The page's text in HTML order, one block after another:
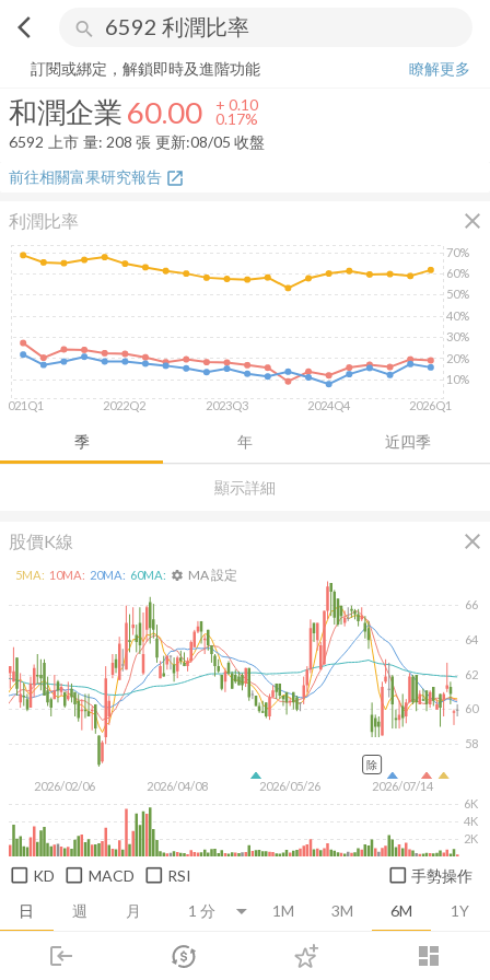
arrow_back_ios search
login dashboard
市場 登入
和潤企業 60.00+ 0.17%
訂閱或綁定，解鎖即時及進階功能
瞭解更多
和潤企業60.00 + 0.10
0.17%
6592
上市 量: 208 張 更新:08/05 收盤
前往相關富果研究報告 open_in_new
利潤比率 close
顯示詳細
季 年 近四季
2021Q1 2022Q2 2023Q3 2024Q4 2026Q1
10%
20%
30%
40%
50%
60%
70%
股價K線 close
日 週 月 1M 3M 6M 1Y
2026/02/06 2026/04/08 2026/05/26 2026/07/14
58
60
62
64
66
2K
4K
6K
5MA: 10MA: 20MA: 60MA: settings MA 設定
除
KD MACD RSI 手勢操作
推薦卡片 消息面 財務報